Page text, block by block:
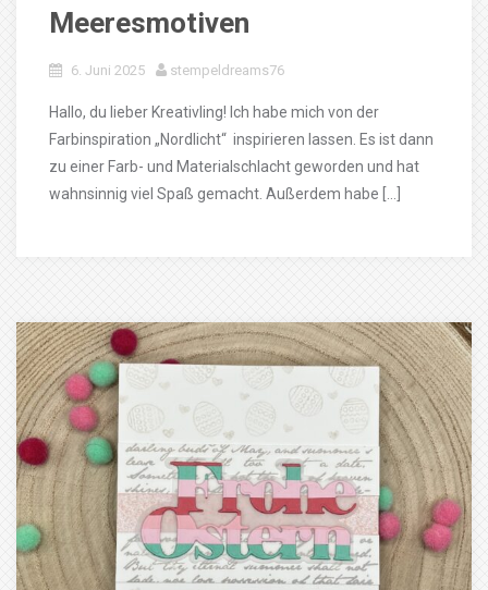
Meeresmotiven
6. Juni 2025 stempeldreams76
Hallo, du lieber Kreativling! Ich habe mich von der
Farbinspiration „Nordlicht“ inspirieren lassen. Es ist dann
zu einer Farb- und Materialschlacht geworden und hat
wahnsinnig viel Spaß gemacht. Außerdem habe […]